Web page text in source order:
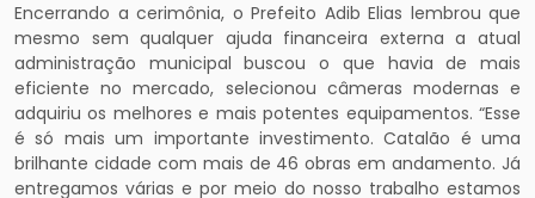
Encerrando a cerimônia, o Prefeito Adib Elias lembrou que
mesmo sem qualquer ajuda financeira externa a atual
administração municipal buscou o que havia de mais
eficiente no mercado, selecionou câmeras modernas e
adquiriu os melhores e mais potentes equipamentos. “Esse
é só mais um importante investimento. Catalão é uma
brilhante cidade com mais de 46 obras em andamento. Já
entregamos várias e por meio do nosso trabalho estamos